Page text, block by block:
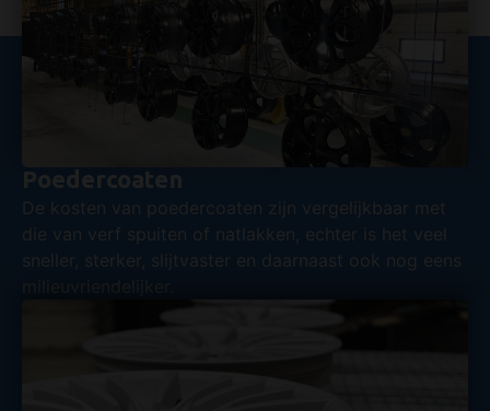
Poedercoaten
De kosten van poedercoaten zijn vergelijkbaar met
die van verf spuiten of natlakken, echter is het veel
sneller, sterker, slijtvaster en daarnaast ook nog eens